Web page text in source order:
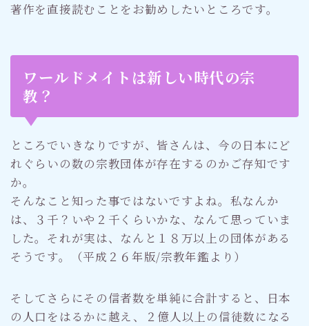
著作を直接読むことをお勧めしたいところです。
ワールドメイトは新しい時代の宗
教？
ところでいきなりですが、皆さんは、今の日本にど
れぐらいの数の宗教団体が存在するのかご存知です
か。
そんなこと知った事ではないですよね。私なんか
は、３千？いや２千くらいかな、なんて思っていま
した。それが実は、なんと１８万以上の団体がある
そうです。（平成２６年版/宗教年鑑より）
そしてさらにその信者数を単純に合計すると、日本
の人口をはるかに越え、２億人以上の信徒数になる